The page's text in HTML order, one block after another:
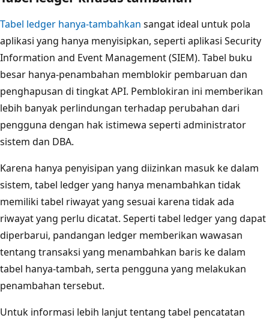
Tabel ledger hanya-tambahkan sangat ideal untuk pola
aplikasi yang hanya menyisipkan, seperti aplikasi Security
Information and Event Management (SIEM). Tabel buku
besar hanya-penambahan memblokir pembaruan dan
penghapusan di tingkat API. Pemblokiran ini memberikan
lebih banyak perlindungan terhadap perubahan dari
pengguna dengan hak istimewa seperti administrator
sistem dan DBA.
Karena hanya penyisipan yang diizinkan masuk ke dalam
sistem, tabel ledger yang hanya menambahkan tidak
memiliki tabel riwayat yang sesuai karena tidak ada
riwayat yang perlu dicatat. Seperti tabel ledger yang dapat
diperbarui, pandangan ledger memberikan wawasan
tentang transaksi yang menambahkan baris ke dalam
tabel hanya-tambah, serta pengguna yang melakukan
penambahan tersebut.
Untuk informasi lebih lanjut tentang tabel pencatatan